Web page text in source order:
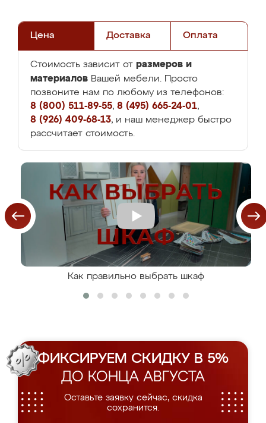
Цена Доставка Оплата
Стоимость зависит от размеров и
материалов Вашей мебели. Просто
позвоните нам по любому из телефонов:
8 (800) 511-89-55, 8 (495) 665-24-01,
8 (926) 409-68-13, и наш менеджер быстро
рассчитает стоимость.
Как правильно выбрать шкаф
ФИКСИРУЕМ СКИДКУ В 5%
ДО КОНЦА АВГУСТА
Оставьте заявку сейчас, скидка
сохранится.